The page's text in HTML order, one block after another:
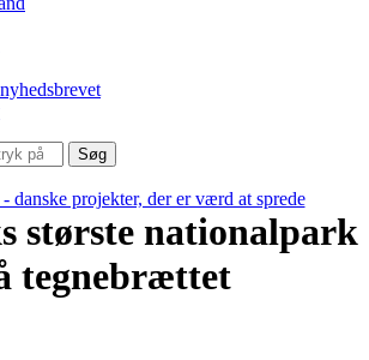
danske projekter, der er værd at sprede
største nationalpark
tegnebrættet